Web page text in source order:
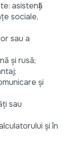
asistență
sociale,
sau a
și rusă;
și
sau
și în